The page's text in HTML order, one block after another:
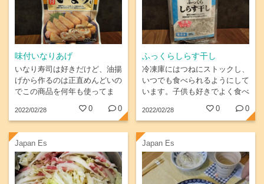
味付いなりあげ
いなり寿司は好きだけど、油揚
げから作るのは正直めんどいの
でこの商品を何年も使ってま
2022/02/28 0 0
ふっくらしらす干し
冷凍庫にはつねにストックし、
いつでも食べられるようにして
います。子供も好きでよく食べ
2022/02/28 0 0
Japan Es Japan Es